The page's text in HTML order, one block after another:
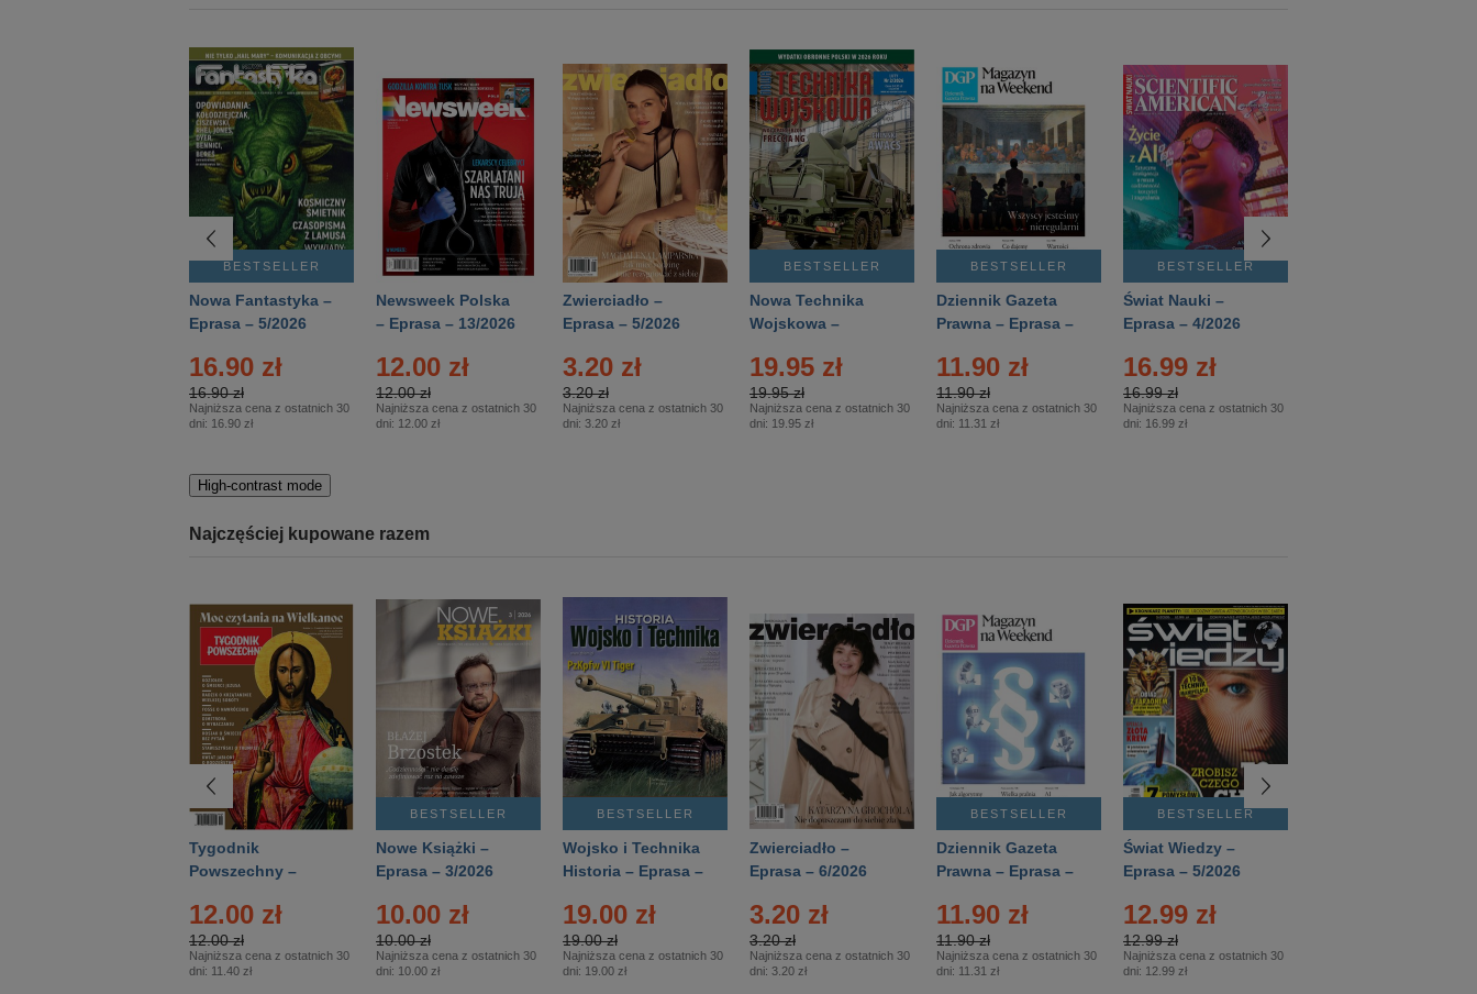
BESTSELLER
Nowa Fantastyka –
Eprasa – 5/2026
16.90 zł
16.90 zł
Najniższa cena z ostatnich 30
dni: 16.90 zł
Newsweek Polska
– Eprasa – 13/2026
12.00 zł
12.00 zł
Najniższa cena z ostatnich 30
dni: 12.00 zł
Zwierciadło –
Eprasa – 5/2026
3.20 zł
3.20 zł
Najniższa cena z ostatnich 30
dni: 3.20 zł
BESTSELLER
Nowa Technika
Wojskowa –
19.95 zł
19.95 zł
Najniższa cena z ostatnich 30
dni: 19.95 zł
BESTSELLER
Dziennik Gazeta
Prawna – Eprasa –
11.90 zł
11.90 zł
Najniższa cena z ostatnich 30
dni: 11.31 zł
BESTSELLER
Świat Nauki –
Eprasa – 4/2026
16.99 zł
16.99 zł
Najniższa cena z ostatnich 30
dni: 16.99 zł
High-contrast mode
Najczęściej kupowane razem
Tygodnik
Powszechny –
12.00 zł
12.00 zł
Najniższa cena z ostatnich 30
dni: 11.40 zł
BESTSELLER
Nowe Książki –
Eprasa – 3/2026
10.00 zł
10.00 zł
Najniższa cena z ostatnich 30
dni: 10.00 zł
BESTSELLER
Wojsko i Technika
Historia – Eprasa –
19.00 zł
19.00 zł
Najniższa cena z ostatnich 30
dni: 19.00 zł
Zwierciadło –
Eprasa – 6/2026
3.20 zł
3.20 zł
Najniższa cena z ostatnich 30
dni: 3.20 zł
BESTSELLER
Dziennik Gazeta
Prawna – Eprasa –
11.90 zł
11.90 zł
Najniższa cena z ostatnich 30
dni: 11.31 zł
BESTSELLER
Świat Wiedzy –
Eprasa – 5/2026
12.99 zł
12.99 zł
Najniższa cena z ostatnich 30
dni: 12.99 zł